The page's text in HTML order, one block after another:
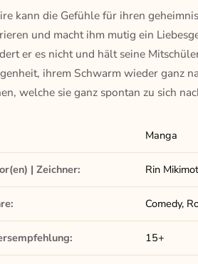
kann die Gefühle für ihren
und macht ihm mutig ein
er es nicht und hält seine
ihrem Schwarm wieder ganz
welche sie ganz spontan zu sich
Manga
| Zeichner: Rin
Comedy,
15+